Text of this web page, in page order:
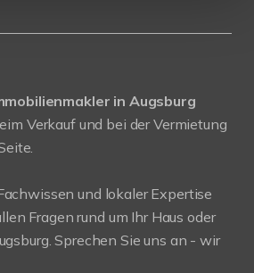
in Augsburg
Verkauf und bei der Vermietung
und lokaler Expertise
Fragen rund um Ihr Haus oder
Sprechen Sie uns an - wir